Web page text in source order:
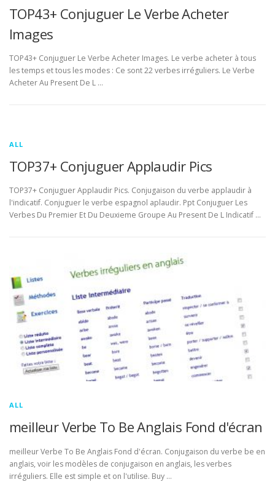
TOP43+ Conjuguer Le Verbe Acheter
Images
TOP43+ Conjuguer Le Verbe Acheter Images. Le verbe acheter à tous
les temps et tous les modes : Ce sont 22 verbes irréguliers. Le Verbe
Acheter Au Present De L …
ALL
TOP37+ Conjuguer Applaudir Pics
TOP37+ Conjuguer Applaudir Pics. Conjugaison du verbe applaudir à
l'indicatif. Conjuguer le verbe espagnol aplaudir. Ppt Conjuguer Les
Verbes Du Premier Et Du Deuxieme Groupe Au Present De L Indicatif …
ALL
meilleur Verbe To Be Anglais Fond d'écran
meilleur Verbe To Be Anglais Fond d'écran. Conjugaison du verbe be en
anglais, voir les modèles de conjugaison en anglais, les verbes
irréguliers. Elle est simple et on l'utilise. Buy …